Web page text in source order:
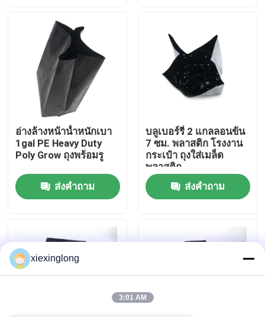
วิดีโอ
เกี่ยวกับเรา
ทัวร์โรงงาน
การควบคุมคุณภาพ
ติดต่อเรา
กรณี
อ่างล้างหน้าน้ำหนักเบา
1gal PE Heavy Duty
Poly Grow ถุงพร้อมรู
ส่งคำถาม
บลูเบอร์รี่ 2 แกลลอนข้น
7 ซม. พลาสติก โรงงาน
กระเป๋า ถุงใส่เมล็ด
พลาสติก
ส่งคำถาม
xiexinglong
3:01 AM